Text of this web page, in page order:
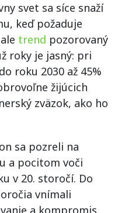
svet sa síce snaží
keď požaduje
trend pozorovaný
roky je jasný: pri
roku 2030 až 45%
žijúcich
zväzok, ako ho
sa pozreli na
a pocitom voči
v 20. storočí. Do
vnímali
a kompromis,